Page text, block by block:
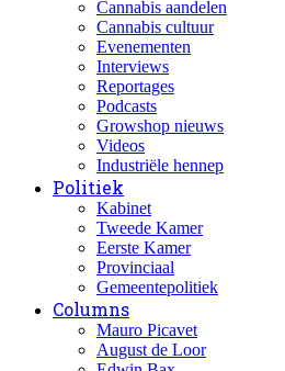
Cannabis aandelen
Cannabis cultuur
Evenementen
Interviews
Reportages
Podcasts
Growshop nieuws
Videos
Industriële hennep
Politiek
Kabinet
Tweede Kamer
Eerste Kamer
Provinciaal
Gemeentepolitiek
Columns
Mauro Picavet
August de Loor